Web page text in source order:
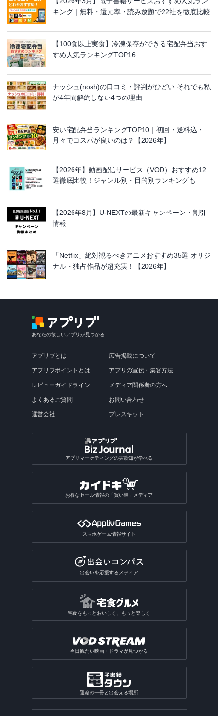
キング｜無料・還元率・読み放題で22社を徹底比較
【100食以上実食】冷凍保存ができる宅配弁当おす
すめ人気ランキングTOP16
ナッシュ(nosh)の口コミ・評判がひどい それでも私
が4年間解約しない4つの理由
安い宅配弁当ランキングTOP10｜初回・送料込・
月々でコスパが良いのは？【2026年】
【2026年】動画配信サービス（VOD）おすすめ12
選徹底比較！ジャンル別・目的別ランキングも
【2026年8月】U-NEXTの最新キャンペーン・割引
情報
「Netflix」絶対観るべきアニメおすすめ35選 オリジ
ナル・独占作品が超充実！【2026年】
あなたの欲しいアプリが見つかる
アプリブとは
アプリブポイントとは
レビューガイドライン
よくあるご質問
運営会社
広告掲載について
アプリの宣伝・集客方法
メディア関係者の方へ
お問い合わせ
プレスキット
アプリマーケティングの実践知が学べる
お得なセール情報の「買い時」メディア
スマホゲーム情報サイト
出会いを応援するメディア
宅食をもっとおいしく、もっと楽しく
今日観たい映画・ドラマが見つかる
運命の一冊と出会える場所